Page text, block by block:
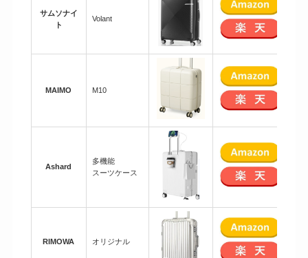
サムソナイ
ト
Volant
MAIMO M10
Ashard
多機能
スーツケース
RIMOWA オリジナル